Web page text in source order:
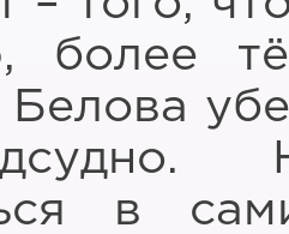
более
в